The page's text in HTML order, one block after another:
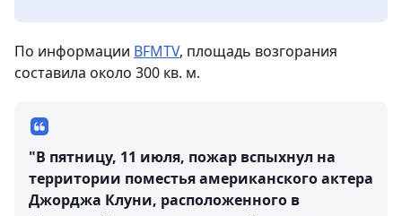
По информации BFMTV, площадь возгорания
составила около 300 кв. м.
"В пятницу, 11 июля, пожар вспыхнул на
территории поместья американского актера
Джорджа Клуни, расположенного в